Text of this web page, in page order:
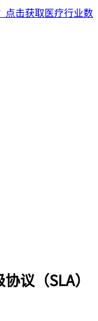
点击获取医疗行业数
议（SLA）